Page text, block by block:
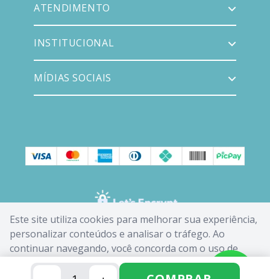
Este site utiliza cookies para melhorar sua experiência,
personalizar conteúdos e analisar o tráfego. Ao
continuar navegando, você concorda com o uso de
cookies. Saiba mais em nossaPolítica de Cookies.
ATENDIMENTO
INSTITUCIONAL
MÍDIAS SOCIAIS